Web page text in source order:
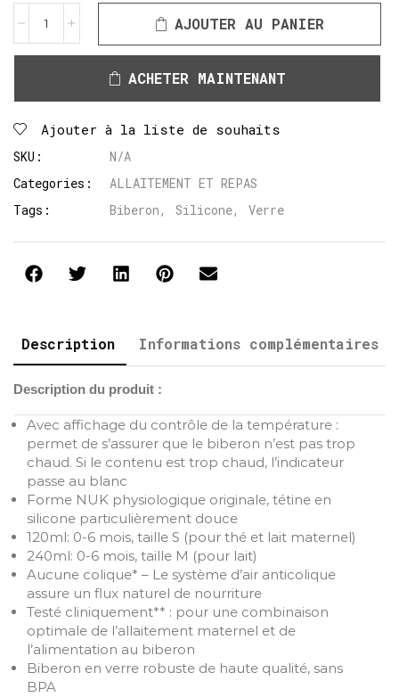
AJOUTER AU PANIER
ACHETER MAINTENANT
Ajouter à la liste de souhaits
SKU:
N/A
Categories:
ALLAITEMENT ET REPAS
Tags:
Biberon, Silicone, Verre
Description Informations complémentaires
Description du produit :
Avec affichage du contrôle de la température :
permet de s’assurer que le biberon n’est pas trop
chaud. Si le contenu est trop chaud, l’indicateur
passe au blanc
Forme NUK physiologique originale, tétine en
silicone particulièrement douce
120ml: 0-6 mois, taille S (pour thé et lait maternel)
240ml: 0-6 mois, taille M (pour lait)
Aucune colique* – Le système d’air anticolique
assure un flux naturel de nourriture
Testé cliniquement** : pour une combinaison
optimale de l’allaitement maternel et de
l’alimentation au biberon
Biberon en verre robuste de haute qualité, sans
BPA